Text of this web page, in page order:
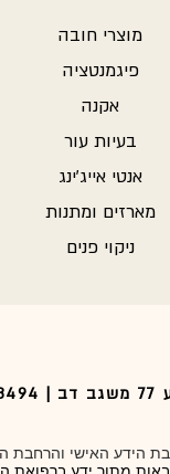
מוצרי חובה
פיגמנטציה
אקנה
בעיות עור
אנטי אייג'ינג
מארזים ומתנות
ניקוי פנים